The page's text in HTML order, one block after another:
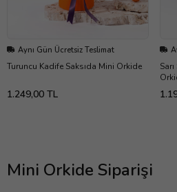
Aynı Gün Ücretsiz Teslimat
Turuncu Kadife Saksıda Mini Orkide
1.249,00 TL
Mini Orkide Siparişi